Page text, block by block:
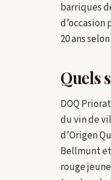
barriques
d’occasion
20 ans
Quels
DOQ
du vin de
d’Origen
Bellmunt
rouge